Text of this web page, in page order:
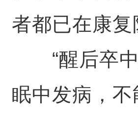
者都已在康复
“醒后卒中
眠中发病，